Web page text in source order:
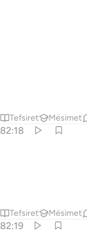
Tefsiret Mësimet
82:18
Tefsiret Mësimet
82:19